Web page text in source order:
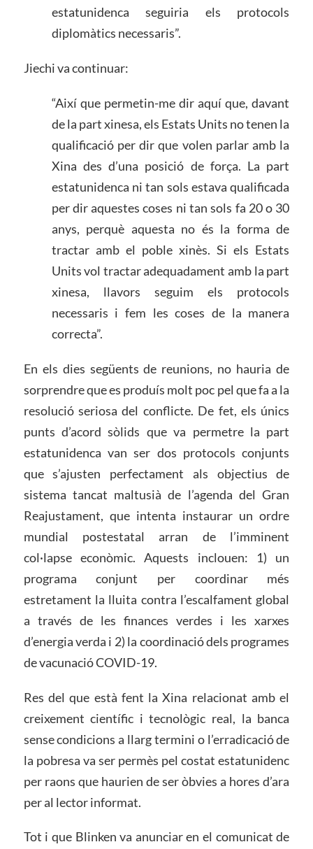
estatunidenca seguiria els protocols
diplomàtics necessaris”.
Jiechi va continuar:
“Així que permetin-me dir aquí que, davant
de la part xinesa, els Estats Units no tenen la
qualificació per dir que volen parlar amb la
Xina des d’una posició de força. La part
estatunidenca ni tan sols estava qualificada
per dir aquestes coses ni tan sols fa 20 o 30
anys, perquè aquesta no és la forma de
tractar amb el poble xinès. Si els Estats
Units vol tractar adequadament amb la part
xinesa, llavors seguim els protocols
necessaris i fem les coses de la manera
correcta”.
En els dies següents de reunions, no hauria de
sorprendre que es produís molt poc pel que fa a la
resolució seriosa del conflicte. De fet, els únics
punts d’acord sòlids que va permetre la part
estatunidenca van ser dos protocols conjunts
que s’ajusten perfectament als objectius de
sistema tancat maltusià de l’agenda del Gran
Reajustament, que intenta instaurar un ordre
mundial postestatal arran de l’imminent
col·lapse econòmic. Aquests inclouen: 1) un
programa conjunt per coordinar més
estretament la lluita contra l’escalfament global
a través de les finances verdes i les xarxes
d’energia verda i 2) la coordinació dels programes
de vacunació COVID-19.
Res del que està fent la Xina relacionat amb el
creixement científic i tecnològic real, la banca
sense condicions a llarg termini o l’erradicació de
la pobresa va ser permès pel costat estatunidenc
per raons que haurien de ser òbvies a hores d’ara
per al lector informat.
Tot i que Blinken va anunciar en el comunicat de